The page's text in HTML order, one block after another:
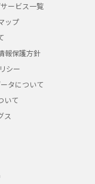
ービス一覧
ップ
報保護方針
シー
タについて
いて
ス